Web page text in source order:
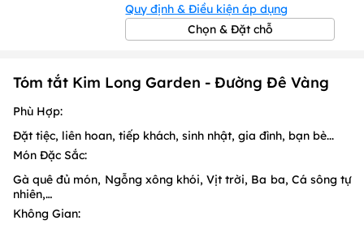
Quy định & Điều kiện áp dụng
Chọn & Đặt chỗ
Tóm tắt Kim Long Garden - Đường Đê Vàng
Phù Hợp:
Đặt tiệc, liên hoan, tiếp khách, sinh nhật, gia đình, bạn bè...
Món Đặc Sắc:
Gà quê đủ món, Ngỗng xông khói, Vịt trời, Ba ba, Cá sông tự
nhiên,…
Không Gian: